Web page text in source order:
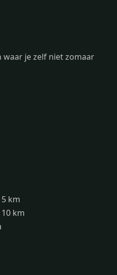
waar je zelf niet zomaar
km
km